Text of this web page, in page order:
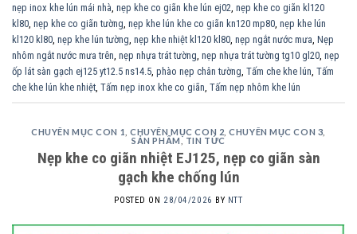
nẹp inox khe lún mái nhà nẹp khe co giãn khe lún ej02 nẹp khe co giãn kl120
kl80 nẹp khe co giãn tường nẹp khe lún khe co giãn kn120 mp80 nẹp khe lún
kl120 kl80 nẹp khe lún tường nẹp khe nhiệt kl120 kl80 nẹp ngắt nước mưa Nẹp
nhôm ngắt nước mưa trên nẹp nhựa trát tường nẹp nhựa trát tường tg10 gl20 nẹp
ốp lát sàn gạch ej125 yt12.5 ns14.5 phào nẹp chân tường Tấm che khe lún Tấm
che khe lún khe nhiệt Tấm nẹp inox khe co giãn Tấm nẹp nhôm khe lún
CHUYÊN MỤC CON 1 ,CHUYÊN MỤC CON 2 ,CHUYÊN MỤC CON 3
SẢN PHẨM , TIN TỨC
Nẹp khe co giãn nhiệt EJ125, nẹp co giãn sàn
gạch khe chống lún
POSTED ON 28/04/2026 BY NTT